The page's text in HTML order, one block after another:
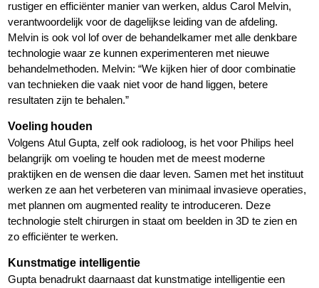
rustiger en efficiënter manier van werken, aldus Carol Melvin,
verantwoordelijk voor de dagelijkse leiding van de afdeling.
Melvin is ook vol lof over de behandelkamer met alle denkbare
technologie waar ze kunnen experimenteren met nieuwe
behandelmethoden. Melvin: “We kijken hier of door combinatie
van technieken die vaak niet voor de hand liggen, betere
resultaten zijn te behalen.”
Voeling houden
Volgens Atul Gupta, zelf ook radioloog, is het voor Philips heel
belangrijk om voeling te houden met de meest moderne
praktijken en de wensen die daar leven. Samen met het instituut
werken ze aan het verbeteren van minimaal invasieve operaties,
met plannen om augmented reality te introduceren. Deze
technologie stelt chirurgen in staat om beelden in 3D te zien en
zo efficiënter te werken.
Kunstmatige intelligentie
Gupta benadrukt daarnaast dat kunstmatige intelligentie een